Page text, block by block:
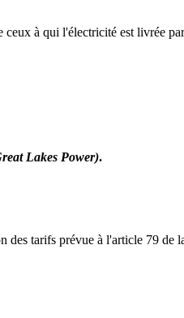
à qui l'électricité est livrée
Lakes Power).
des tarifs prévue à l'article 79 de